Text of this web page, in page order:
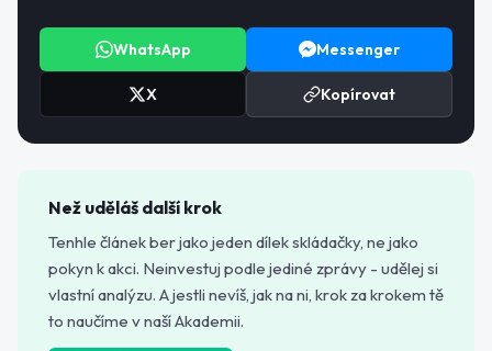
WhatsApp Messenger
X Kopírovat
Než uděláš další krok
Tenhle článek ber jako jeden dílek skládačky, ne jako
pokyn k akci. Neinvestuj podle jediné zprávy - udělej si
vlastní analýzu. A jestli nevíš, jak na ni, krok za krokem tě
to naučíme v naší Akademii.